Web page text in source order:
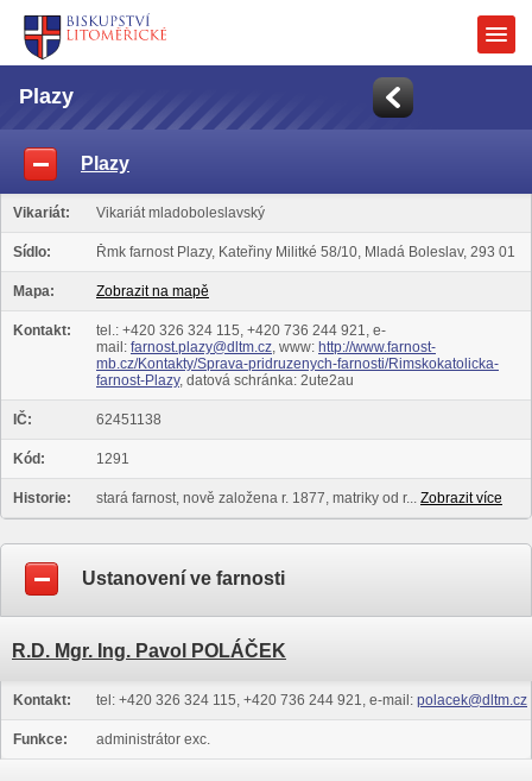
Plazy
Plazy
Vikariát: Vikariát mladoboleslavský
Sídlo: Řmk farnost Plazy, Kateřiny Militké 58/10, Mladá Boleslav, 293 01
Mapa: Zobrazit na mapě
Kontakt:
tel.: +420 326 324 115, +420 736 244 921, e-
mail: farnost.plazy@dltm.cz, www: http://www.farnost-
mb.cz/Kontakty/Sprava-pridruzenych-farnosti/Rimskokatolicka-
farnost-Plazy, datová schránka: 2ute2au
IČ: 62451138
Kód: 1291
Historie: stará farnost, nově založena r. 1877, matriky od r... Zobrazit více
Ustanovení ve farnosti
R.D. Mgr. Ing. Pavol POLÁČEK
Kontakt: tel: +420 326 324 115, +420 736 244 921, e-mail: polacek@dltm.cz
Funkce: administrátor exc.